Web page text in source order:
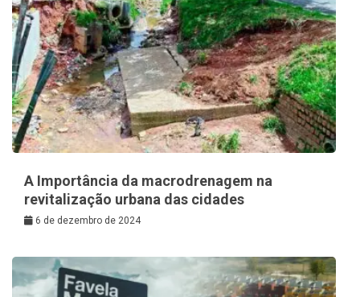
A Importância da macrodrenagem na
revitalização urbana das cidades
6 de dezembro de 2024